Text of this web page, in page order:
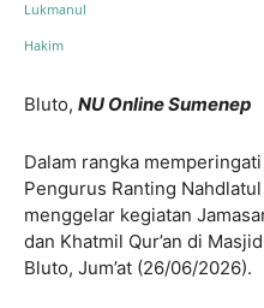
Bluto, NU Online Sumenep
Dalam rangka
Pengurus Ranting
menggelar kegiatan
dan Khatmil Qur’an di
Bluto, Jum’at (26/06/2026).